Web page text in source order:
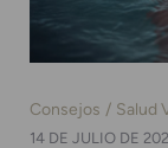
Consejos Salud
14 DE JULIO DE